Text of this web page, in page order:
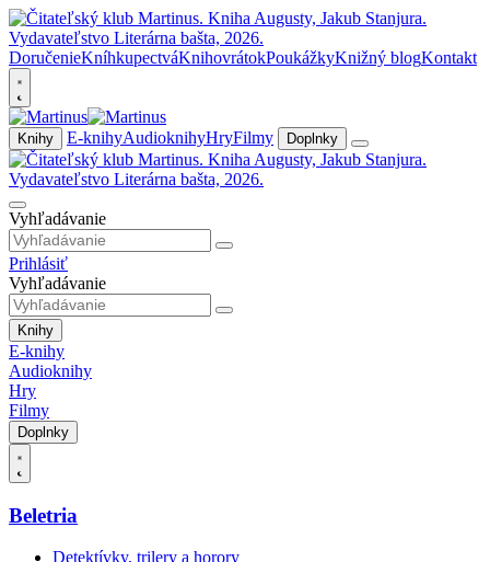
DoručenieKníhkupectváKnihovrátokPoukážkyKnižný blogKontakt
Knihy E-knihyAudioknihyHryFilmy Doplnky
Vyhľadávanie
Prihlásiť
Vyhľadávanie
Knihy
E-knihy
Audioknihy
Hry
Filmy
Doplnky
Beletria
Detektívky, trilery a horory